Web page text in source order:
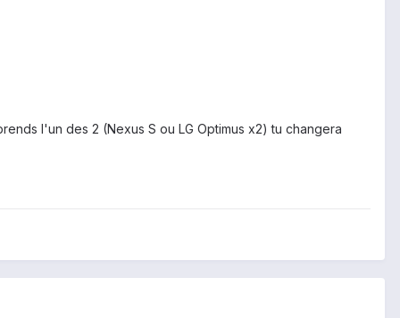
l'un des 2 (Nexus S ou LG Optimus x2) tu changera